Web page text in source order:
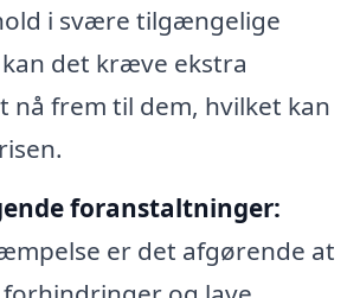
i svære tilgængelige
det kræve ekstra
nå frem til dem, hvilket kan
foranstaltninger:
er det afgørende at